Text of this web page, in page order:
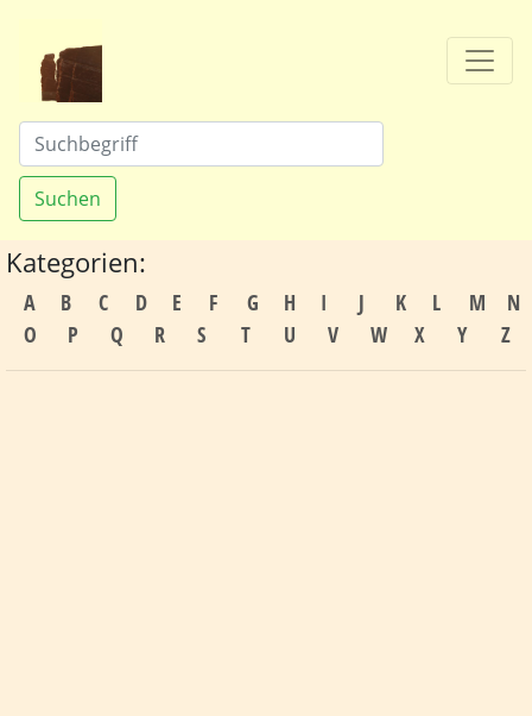
Suchen
Kategorien:
A B C D E F G H I J K L M
N
O
P Q R S T U V W X Y Z